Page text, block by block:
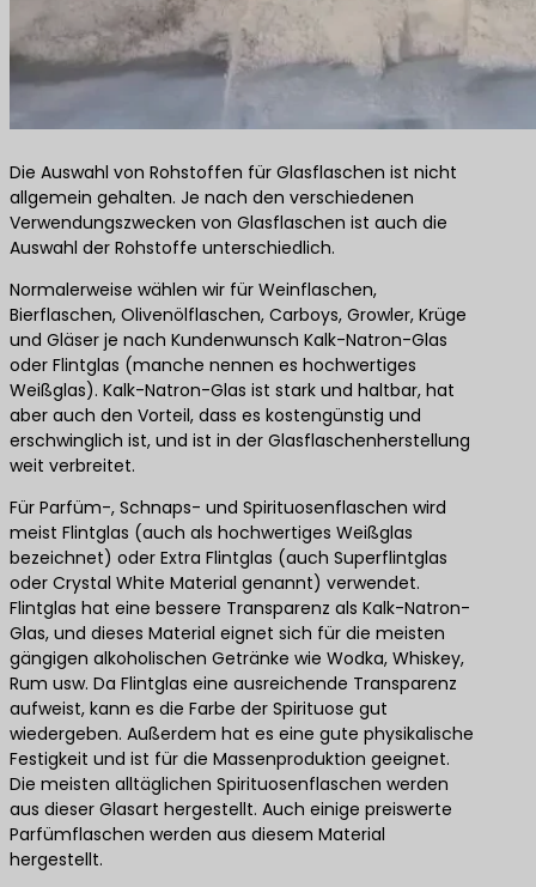
Die Auswahl von Rohstoffen für Glasflaschen ist nicht
allgemein gehalten. Je nach den verschiedenen
Verwendungszwecken von Glasflaschen ist auch die
Auswahl der Rohstoffe unterschiedlich.
Normalerweise wählen wir für Weinflaschen,
Bierflaschen, Olivenölflaschen, Carboys, Growler, Krüge
und Gläser je nach Kundenwunsch Kalk-Natron-Glas
oder Flintglas (manche nennen es hochwertiges
Weißglas). Kalk-Natron-Glas ist stark und haltbar, hat
aber auch den Vorteil, dass es kostengünstig und
erschwinglich ist, und ist in der Glasflaschenherstellung
weit verbreitet.
Für Parfüm-, Schnaps- und Spirituosenflaschen wird
meist Flintglas (auch als hochwertiges Weißglas
bezeichnet) oder Extra Flintglas (auch Superflintglas
oder Crystal White Material genannt) verwendet.
Flintglas hat eine bessere Transparenz als Kalk-Natron-
Glas, und dieses Material eignet sich für die meisten
gängigen alkoholischen Getränke wie Wodka, Whiskey,
Rum usw. Da Flintglas eine ausreichende Transparenz
aufweist, kann es die Farbe der Spirituose gut
wiedergeben. Außerdem hat es eine gute physikalische
Festigkeit und ist für die Massenproduktion geeignet.
Die meisten alltäglichen Spirituosenflaschen werden
aus dieser Glasart hergestellt. Auch einige preiswerte
Parfümflaschen werden aus diesem Material
hergestellt.